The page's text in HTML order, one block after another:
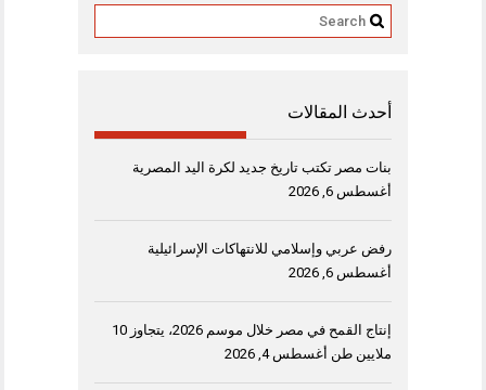
أحدث المقالات
بنات مصر تكتب تاريخ جديد لكرة اليد المصرية
أغسطس 6, 2026
رفض عربي وإسلامي للانتهاكات الإسرائيلية
أغسطس 6, 2026
إنتاج القمح في مصر خلال موسم 2026، يتجاوز 10
ملايين طن أغسطس 4, 2026